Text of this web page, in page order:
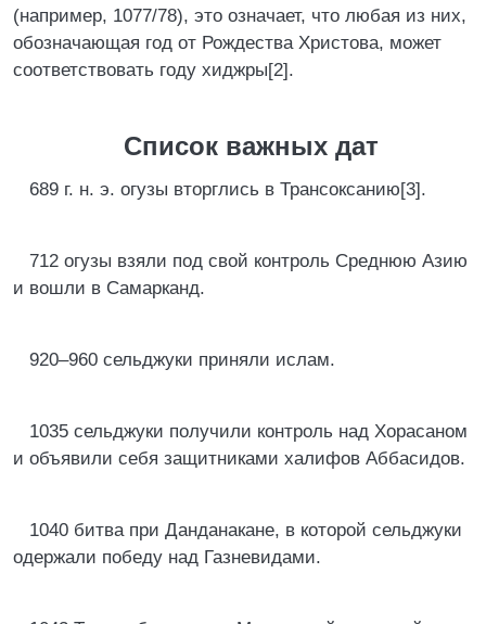
(например, 1077/78), это означает, что любая из них,
обозначающая год от Рождества Христова, может
соответствовать году хиджры[2].
Список важных дат
689 г. н. э. огузы вторглись в Трансоксанию[3].
712 огузы взяли под свой контроль Среднюю Азию
и вошли в Самарканд.
920–960 сельджуки приняли ислам.
1035 сельджуки получили контроль над Хорасаном
и объявили себя защитниками халифов Аббасидов.
1040 битва при Данданакане, в которой сельджуки
одержали победу над Газневидами.